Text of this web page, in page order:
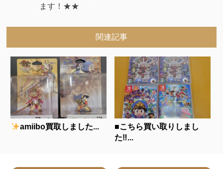
ます！★★
関連記事
amiibo買取しました...
■こちら買い取りしまし
た‼...